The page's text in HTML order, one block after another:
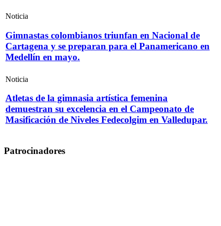
Noticia
Gimnastas colombianos triunfan en Nacional de
Cartagena y se preparan para el Panamericano en
Medellín en mayo.
Noticia
Atletas de la gimnasia artística femenina
demuestran su excelencia en el Campeonato de
Masificación de Niveles Fedecolgim en Valledupar.
Patrocinadores